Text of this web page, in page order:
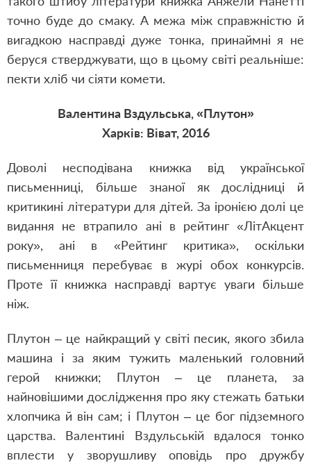
точно буде до смаку. А межа між справжністю й
вигадкою насправді дуже тонка, принаймні я не
беруся стверджувати, що в цьому світі реальніше:
пекти хліб чи сіяти комети.
Валентина Вздульська, «Плутон»
Харків: Віват, 2016
Доволі несподівана книжка від української
письменниці, більше знаної як дослідниці й
критикині літератури для дітей. За іронією долі це
видання не втрапило ані в рейтинг «ЛітАкцент
року», ані в «Рейтинг критика», оскільки
письменниця перебуває в журі обох конкурсів.
Проте її книжка насправді вартує уваги більше
ніж.
Плутон – це найкращий у світі песик, якого збила
машина і за яким тужить маленький головний
герой книжки; Плутон – це планета, за
найновішими дослідження про яку стежать батьки
хлопчика й він сам; і Плутон – це бог підземного
царства. Валентині Вздульській вдалося тонко
вплести у зворушливу оповідь про дружбу